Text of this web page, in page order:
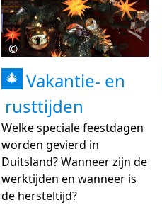
©
🎄 Vakantie- en
rusttijden
Welke speciale feestdagen
worden gevierd in
Duitsland? Wanneer zijn de
werktijden en wanneer is
de hersteltijd?